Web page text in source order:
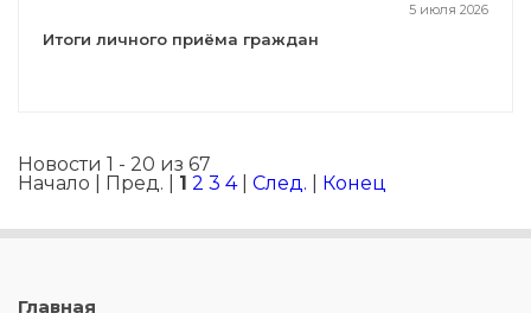
5 июля 2026
Итоги личного приёма граждан
Новости 1 - 20 из 67
Начало | Пред. | 1 2 3 4| След. Конец
Главная